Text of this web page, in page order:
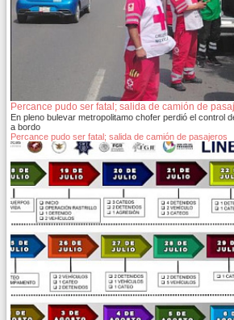
Percance pudo ser fatal; salida de camión de
En pleno bulevar metropolitamo chofer perdió el control
a bordo
Percance pudo ser fatal; salida de camión de pasajeros